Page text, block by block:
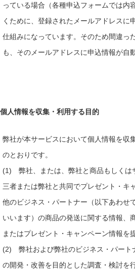
っている場合（各種申込フォームでは内
くために、登録されたメールアドレスに
仕組みになっています。そのため間違っ
も、そのメールアドレスに申込情報が自
個人情報を収集・利用する目的
弊社が本サービスにおいて個人情報を収
のとおりです。
(1) 弊社、または、弊社と商品もしくは
三者または弊社と共同でプレゼント・キ
他のビジネス・パートナー（以下あわせ
いいます）の商品の発送に関する情報、
またはプレゼント・キャンペーン情報を
(2) 弊社および弊社のビジネス・パート
の開発・改善を目的とした調査・検討を